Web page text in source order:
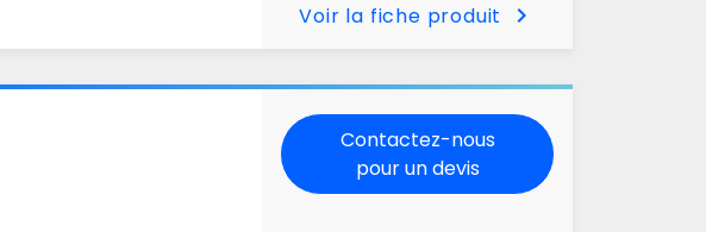
Voir la fiche produit chevron_right
Contactez-nous
pour un devis